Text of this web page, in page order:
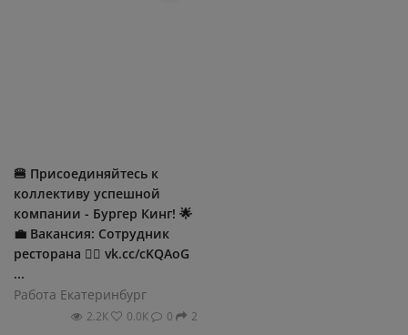
🍔 Присоединяйтесь к
коллективу успешной
компании - Бургер Кинг! 🌟
💼 Вакансия: Сотрудник
ресторана 👉🏻 vk.cc/cKQAoG
...
Работа Екатеринбург
2.2К 0.0К 0 2